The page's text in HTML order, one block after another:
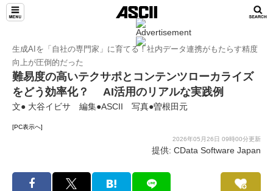
生成AIを「自社の専門家」に育てる！社内データ連携がもたらす精度
向上が圧倒的だった
難易度の高いテクサポとコンテンツローカライズ
をどう効率化？ AI活用のリアルな実践例
文● 大谷イビサ 編集●ASCII 写真●曽根田元
[PC表示へ]
2026年05月26日 09時00分更新
提供: CData Software Japan